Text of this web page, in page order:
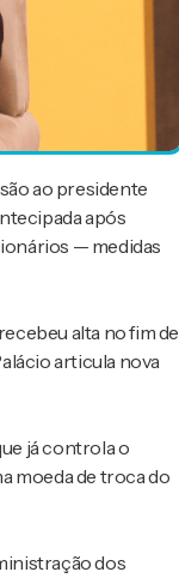
ao presidente
após
— medidas
alta no fim de
articula nova
já controla o
moeda de troca do
dos